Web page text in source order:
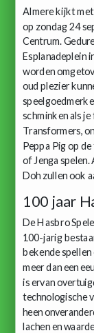
Almere kijkt met
op zondag 24
Centrum.
Esplanadeplein
worden
oud plezier
schminken als
Transformers,
Peppa Pig op
of Jenga
Doh zullen ook
100 jaar
De Hasbro
100-jarig
bekende
meer dan een
is ervan
technologische
heen
lachen en